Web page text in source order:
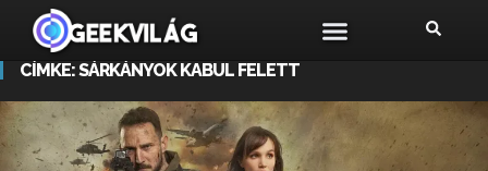
CÍMKE:SÁRKÁNYOK KABUL FELETT